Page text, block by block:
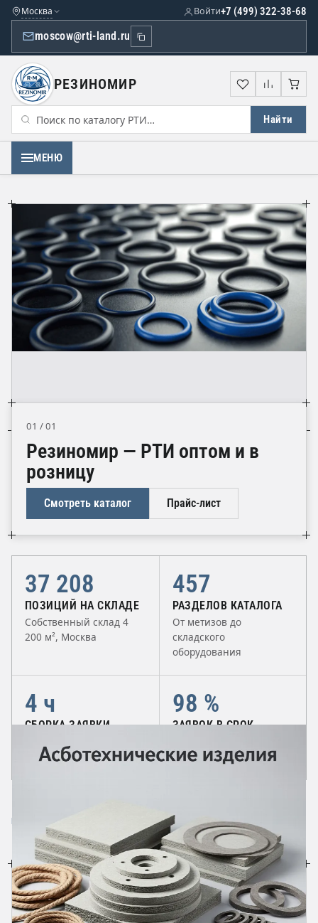
Москва
moscow@rti-land.ru
+7 (499) 322-38-68
Войти
РЕЗИНОМИР
Найти
Избранное
МЕНЮ
01 / 01
Резиномир — РТИ оптом и в
розницу
Смотреть каталог Прайс-лист
37 208
ПОЗИЦИЙ НА СКЛАДЕ
Собственный склад 4
200 м², Москва
457
РАЗДЕЛОВ КАТАЛОГА
От метизов до
складского
оборудования
4 ч
СБОРКА ЗАЯВКИ
до 15:00
98 %
ЗАЯВОК В СРОК
контрактов
КАТАЛОГ
Направления поставки ВЕСЬ КАТАЛОГ →